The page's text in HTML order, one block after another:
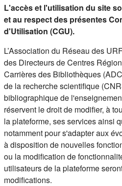
L'accès et l'utilisation du site
et au respect des présentes
d'Utilisation (CGU).
L’Association du Réseau des
des Directeurs de Centres
Carrières des Bibliothèques
de la recherche scientifique
bibliographique de
réservent le droit de modifier, à
la plateforme, ses services ainsi
notamment pour s'adapter aux
à disposition de nouvelles
ou la modification de
utilisateurs de la plateforme
modifications.